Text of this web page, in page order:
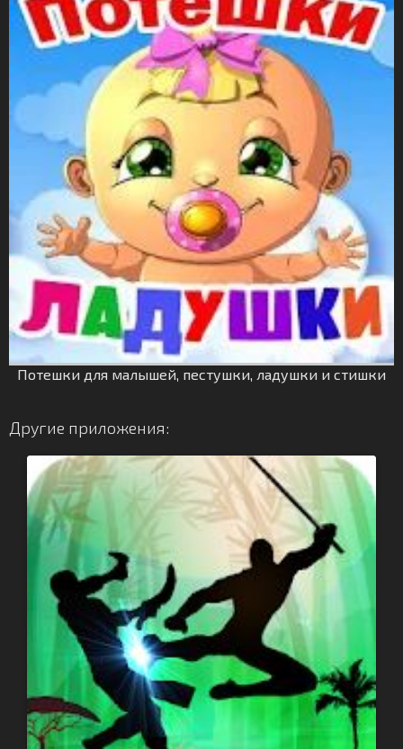
Потешки для малышей, пестушки, ладушки и стишки
Другие приложения: